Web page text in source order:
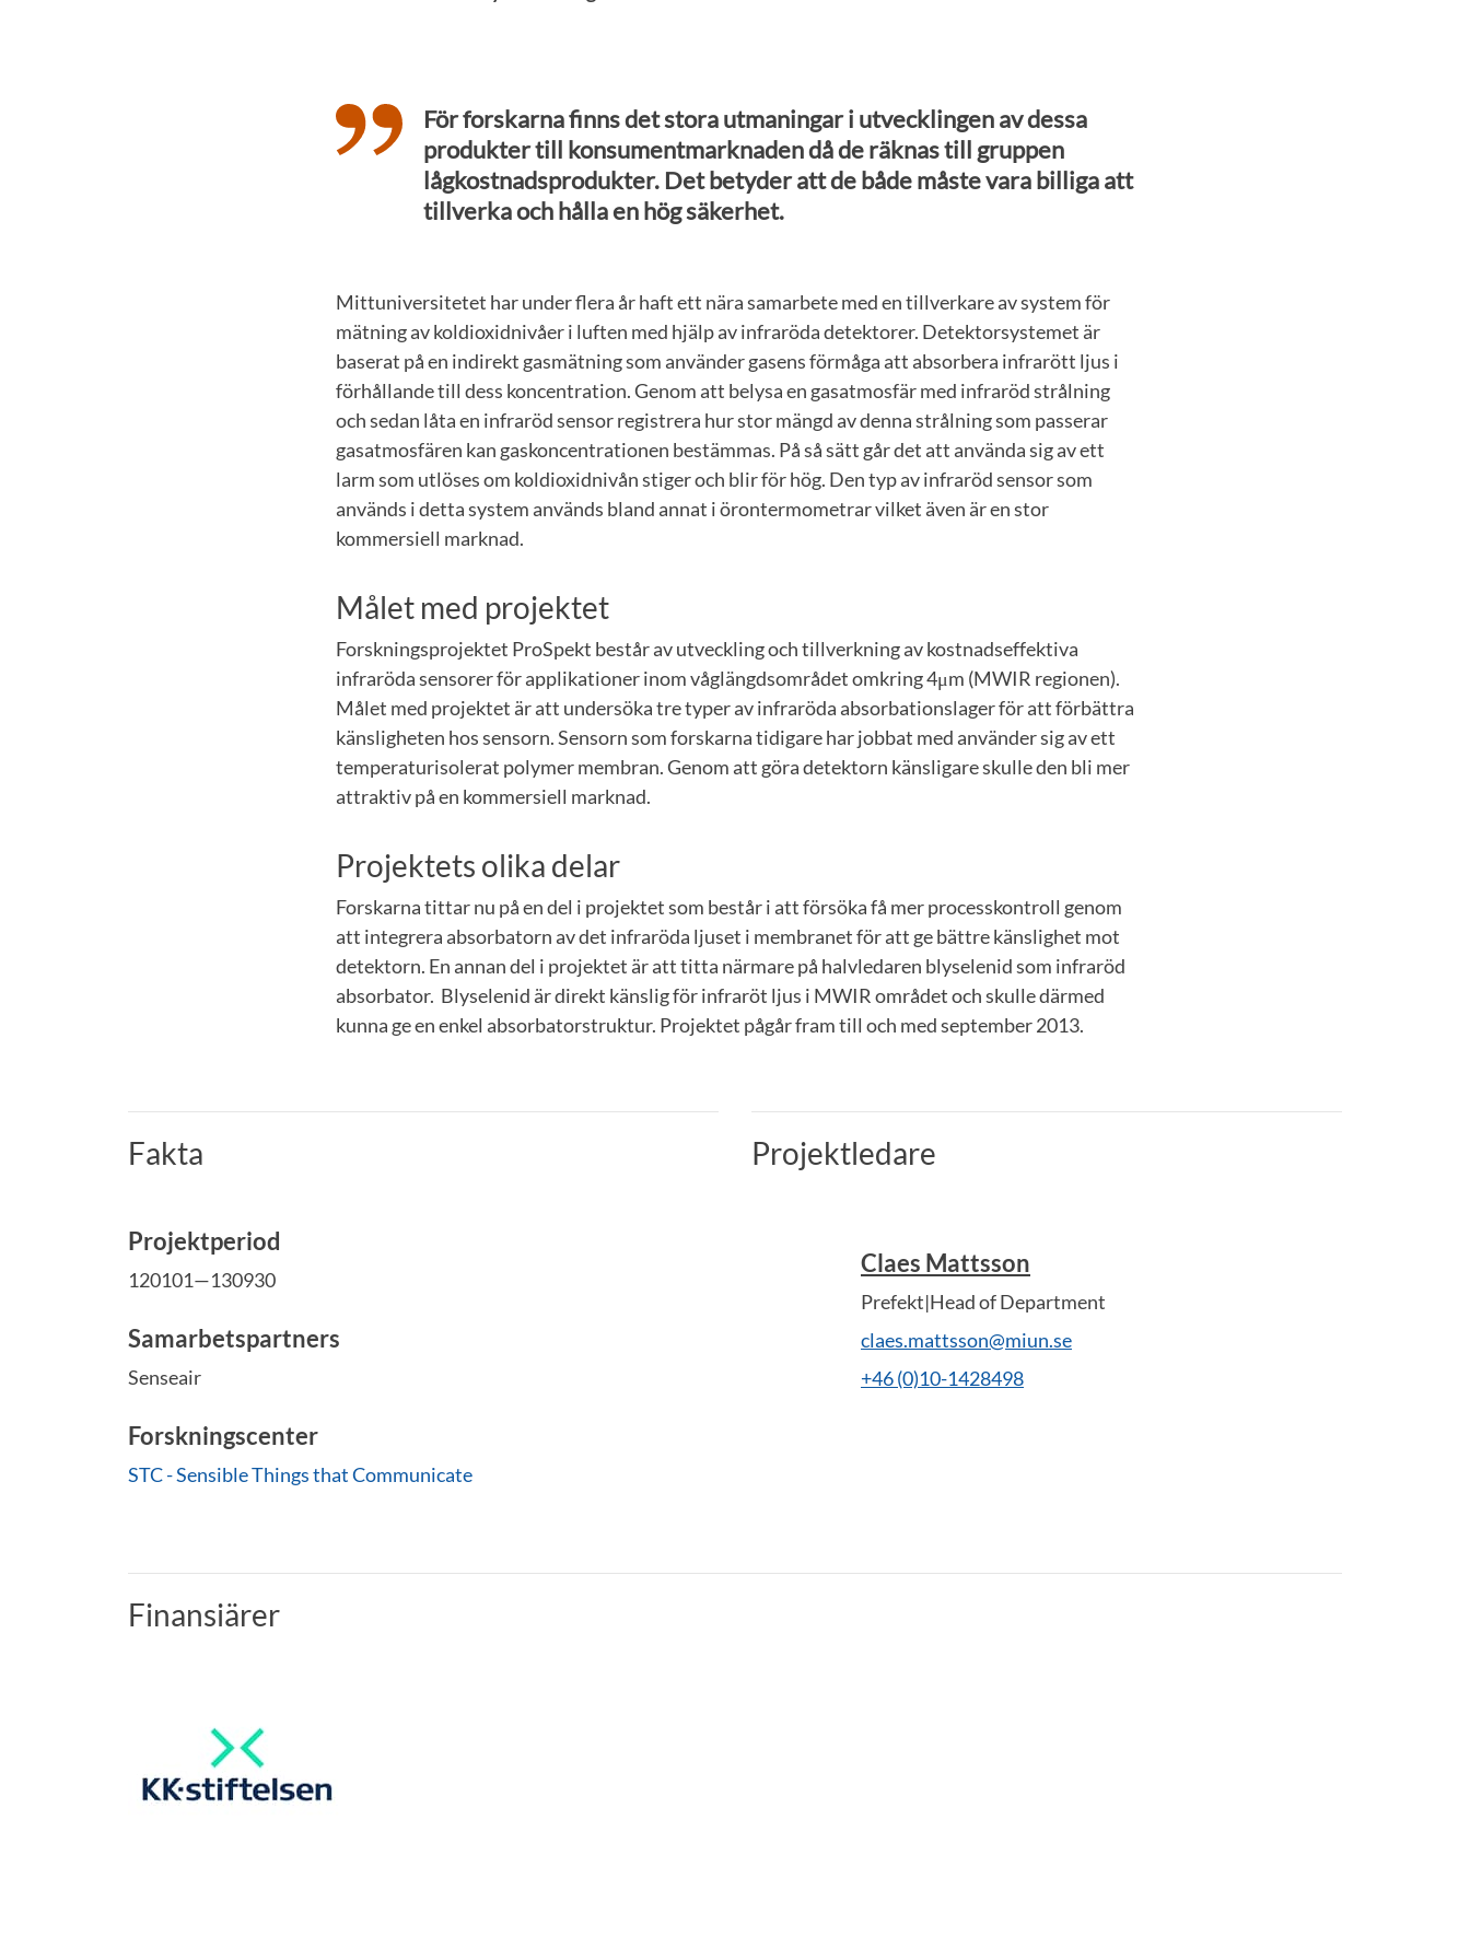
För forskarna finns det stora utmaningar i utvecklingen av dessa
produkter till konsumentmarknaden då de räknas till gruppen
lågkostnadsprodukter. Det betyder att de både måste vara billiga att
tillverka och hålla en hög säkerhet.
Mittuniversitetet har under flera år haft ett nära samarbete med en tillverkare av system för
mätning av koldioxidnivåer i luften med hjälp av infraröda detektorer. Detektorsystemet är
baserat på en indirekt gasmätning som använder gasens förmåga att absorbera infrarött ljus i
förhållande till dess koncentration. Genom att belysa en gasatmosfär med infraröd strålning
och sedan låta en infraröd sensor registrera hur stor mängd av denna strålning som passerar
gasatmosfären kan gaskoncentrationen bestämmas. På så sätt går det att använda sig av ett
larm som utlöses om koldioxidnivån stiger och blir för hög. Den typ av infraröd sensor som
används i detta system används bland annat i örontermometrar vilket även är en stor
kommersiell marknad.
Målet med projektet
Forskningsprojektet ProSpekt består av utveckling och tillverkning av kostnadseffektiva
infraröda sensorer för applikationer inom våglängdsområdet omkring 4μm (MWIR regionen).
Målet med projektet är att undersöka tre typer av infraröda absorbationslager för att förbättra
känsligheten hos sensorn. Sensorn som forskarna tidigare har jobbat med använder sig av ett
temperaturisolerat polymer membran. Genom att göra detektorn känsligare skulle den bli mer
attraktiv på en kommersiell marknad.
Projektets olika delar
Forskarna tittar nu på en del i projektet som består i att försöka få mer processkontroll genom
att integrera absorbatorn av det infraröda ljuset i membranet för att ge bättre känslighet mot
detektorn. En annan del i projektet är att titta närmare på halvledaren blyselenid som infraröd
absorbator. Blyselenid är direkt känslig för infraröt ljus i MWIR området och skulle därmed
kunna ge en enkel absorbatorstruktur. Projektet pågår fram till och med september 2013.
Fakta
Projektperiod
120101—130930
Samarbetspartners
Senseair
Forskningscenter
STC - Sensible Things that Communicate
Projektledare
Claes Mattsson
Prefekt|Head of Department
claes.mattsson@miun.se
+46 (0)10-1428498
Finansiärer